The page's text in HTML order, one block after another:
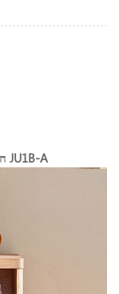
ריהוט לחדר שינה LINSY חזק מעץ מלא שידת לילה JU1B-A